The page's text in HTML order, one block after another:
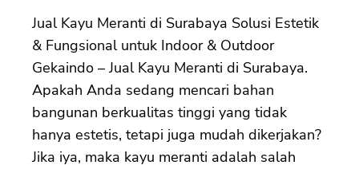
Jual Kayu Meranti di Surabaya Solusi Estetik
& Fungsional untuk Indoor & Outdoor
Gekaindo – Jual Kayu Meranti di Surabaya.
Apakah Anda sedang mencari bahan
bangunan berkualitas tinggi yang tidak
hanya estetis, tetapi juga mudah dikerjakan?
Jika iya, maka kayu meranti adalah salah